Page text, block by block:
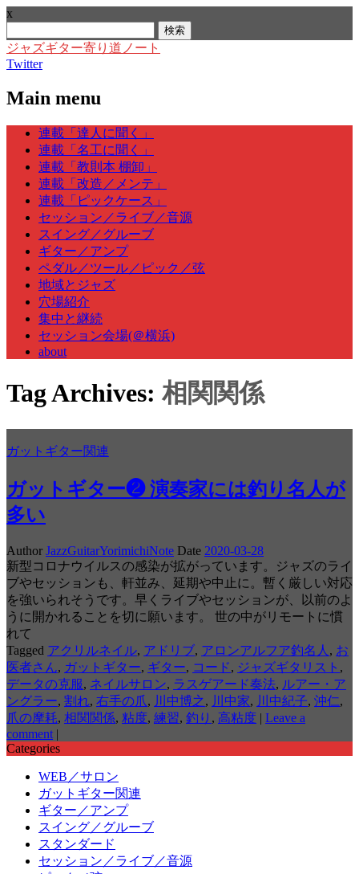
x
索:
ジャズギター寄り道ノート
Twitter
Main menu
Skip
content
連載「達人に聞く」
連載「名工に聞く」
連載「教則本 棚卸」
連載「改造／メンテ」
連載「ピックケース」
セッション／ライブ／音源
スイング／グルーブ
ギター／アンプ
ペダル／ツール／ピック／弦
地域とジャズ
穴場紹介
集中と継続
セッション会場(＠横浜)
about
Tag Archives: 相関関係
ガットギター関連
ガットギター❷ 演奏家には釣り名人が
多い
Author JazzGuitarYorimichiNote Date 2020-03-28
新型コロナウイルスの感染が拡がっています。ジャズのライ
ブやセッションも、軒並み、延期や中止に。暫く厳しい対応
を強いられそうです。早くライブやセッションが、以前のよ
うに開かれることを切に願います。 世の中がリモートに慣
れて
Tagged アクリルネイル, アドリブ, アロンアルフア釣名人 , お
医者さん, ガットギター, ギター, コード, ジャズギタリスト ,
データの克服, ネイルサロン, ラスゲアード奏法, ルアー・ア
ングラー, 割れ, 右手の爪, 川中博之, 川中家, 川中紀子, 沖仁,
爪の摩耗, 相関関係, 粘度, 練習, 釣り , 高粘度 | Leave a
comment |
Categories
WEB／サロン
ガットギター関連
ギター／アンプ
スイング／グルーブ
スタンダード
セッション／ライブ／音源